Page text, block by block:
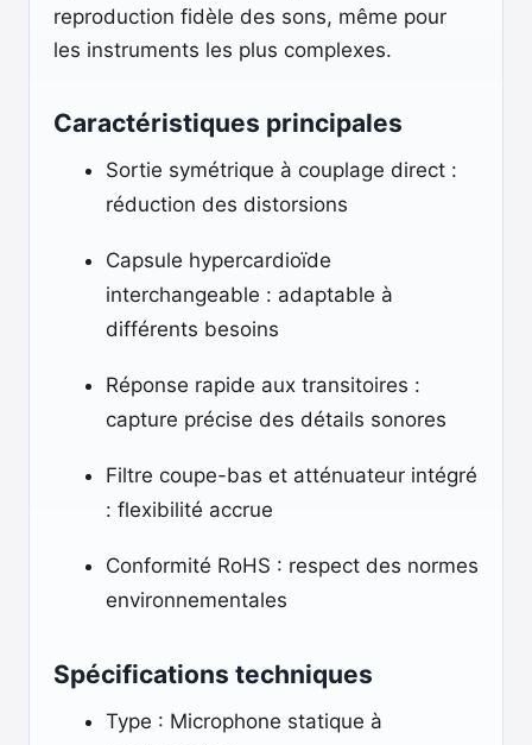
reproduction fidèle des sons, même pour
les instruments les plus complexes.
Caractéristiques principales
Sortie symétrique à couplage direct :
réduction des distorsions
Capsule hypercardioïde
interchangeable : adaptable à
différents besoins
Réponse rapide aux transitoires :
capture précise des détails sonores
Filtre coupe-bas et atténuateur intégré
: flexibilité accrue
Conformité RoHS : respect des normes
environnementales
Spécifications techniques
Type : Microphone statique à